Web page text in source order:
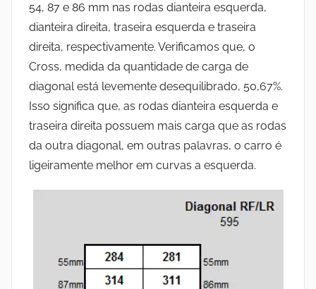
54, 87 e 86 mm nas rodas dianteira esquerda,
dianteira direita, traseira esquerda e traseira
direita, respectivamente. Verificamos que, o
Cross, medida da quantidade de carga de
diagonal está levemente desequilibrado, 50,67%.
Isso significa que, as rodas dianteira esquerda e
traseira direita possuem mais carga que as rodas
da outra diagonal, em outras palavras, o carro é
ligeiramente melhor em curvas a esquerda.